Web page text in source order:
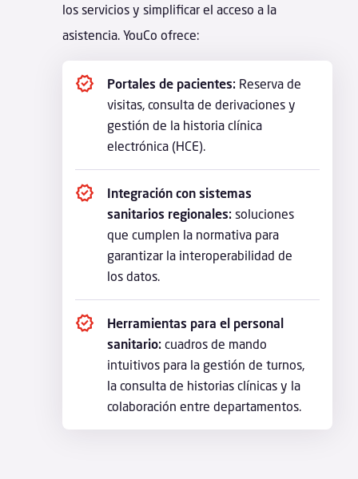
los servicios y simplificar el acceso a la
asistencia. YouCo ofrece:
Portales de pacientes: Reserva de
visitas, consulta de derivaciones y
gestión de la historia clínica
electrónica (HCE).
Integración con sistemas
sanitarios regionales: soluciones
que cumplen la normativa para
garantizar la interoperabilidad de
los datos.
Herramientas para el personal
sanitario: cuadros de mando
intuitivos para la gestión de turnos,
la consulta de historias clínicas y la
colaboración entre departamentos.